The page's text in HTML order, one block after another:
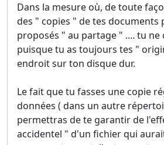
Dans la mesure où, de toute
des " copies " de tes documents
proposés " au partage " .... tu ne
puisque tu as toujours tes "
endroit sur ton disque dur.
Le fait que tu fasses une copie
données ( dans un autre
permettras de te garantir de
accidentel " d'un fichier qui